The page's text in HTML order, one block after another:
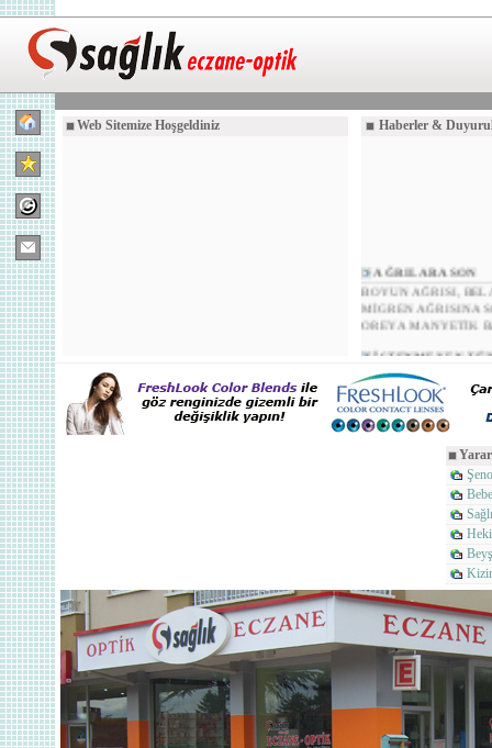
Web Sitemize Hoşgeldiniz Haberler &
AĞRILARA SON
BOYUN AĞRISI,
MİGREN AĞRISINA
OREYA MANYETİK
İSTENMEYEN
İSTENMEYEN
KARINCA